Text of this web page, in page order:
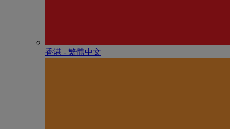
香港 - 繁體中文